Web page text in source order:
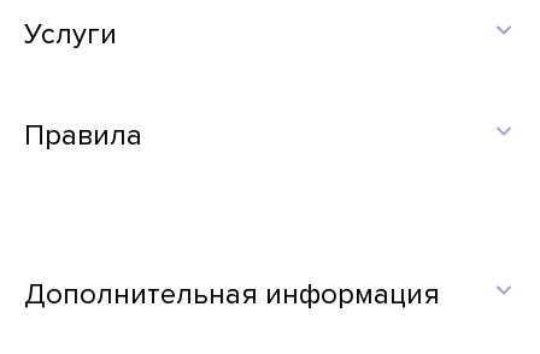
Услуги
Правила
Дополнительная информация